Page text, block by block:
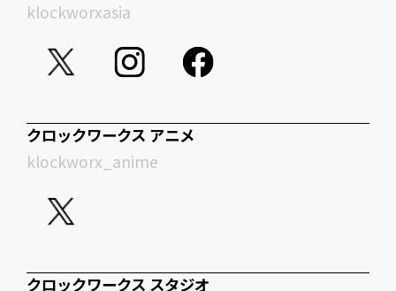
klockworxasia
クロックワークス アニメ
klockworx_anime
クロックワークス スタジオ